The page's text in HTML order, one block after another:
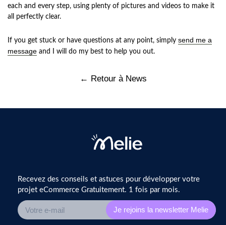
each and every step, using plenty of pictures and videos to make it
all perfectly clear.
If you get stuck or have questions at any point, simply send me a
message and I will do my best to help you out.
← Retour à News
Recevez des conseils et astuces pour développer votre
projet eCommerce Gratuitement. 1 fois par mois.
Inscrivez-
vous
Je rejoins la newsletter Melie